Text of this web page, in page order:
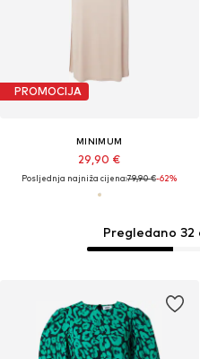
Pregledano 32
PROMOCIJA
MINIMUM
29,90 €
Posljednja najniža cijena:79,90 €-62%